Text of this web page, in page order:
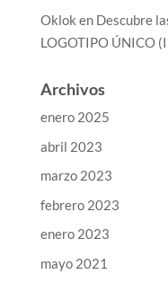
Oklok en Descubre
LOGOTIPO ÚNICO
Archivos
enero 2025
abril 2023
marzo 2023
febrero 2023
enero 2023
mayo 2021